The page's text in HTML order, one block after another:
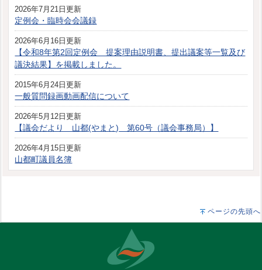
2026年7月21日更新
定例会・臨時会会議録
2026年6月16日更新
【令和8年第2回定例会 提案理由説明書、提出議案等一覧及び
議決結果】を掲載しました。
2015年6月24日更新
一般質問録画動画配信について
2026年5月12日更新
【議会だより 山都(やまと) 第60号（議会事務局）】
2026年4月15日更新
山都町議員名簿
ページの先頭へ